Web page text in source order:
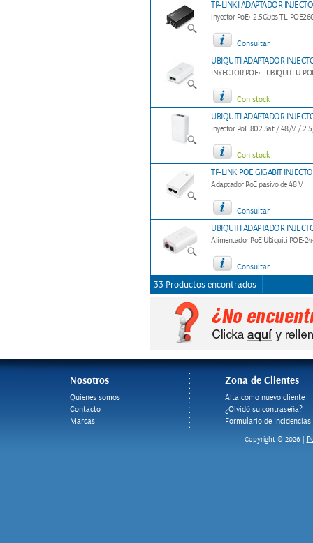
TP-LINKI ADAPTADOR
inyector PoE+ 2.5Gbps TL-
Consultar
UBIQUITI ADAPTADOR
INYECTOR POE++ UBIQUITI U-
Con stock
UBIQUITI ADAPTADOR
Inyector PoE 802.3at / 48/V /
Con stock
TP-LINK POE GIGABIT
Adaptador PoE pasivo de 48 V
Consultar
UBIQUITI ADAPTADOR
Alimentador PoE Ubiquiti POE-
Consultar
33 Productos encontrados
Nosotros
Quienes somos
Contacto
Marcas
Zona de Clientes
Alta como nuevo cliente
¿Olvidó su contraseña?
Formulario de Incidencias
Copyright © 2026 |